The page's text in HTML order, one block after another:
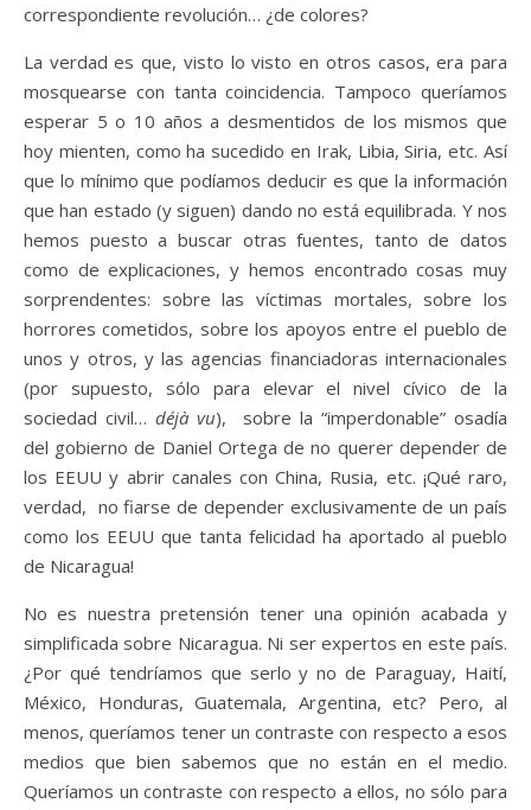
correspondiente revolución… ¿de colores?
La verdad es que, visto lo visto en otros casos, era para
mosquearse con tanta coincidencia. Tampoco queríamos
esperar 5 o 10 años a desmentidos de los mismos que
hoy mienten, como ha sucedido en Irak, Libia, Siria, etc. Así
que lo mínimo que podíamos deducir es que la información
que han estado (y siguen) dando no está equilibrada. Y nos
hemos puesto a buscar otras fuentes, tanto de datos
como de explicaciones, y hemos encontrado cosas muy
sorprendentes: sobre las víctimas mortales, sobre los
horrores cometidos, sobre los apoyos entre el pueblo de
unos y otros, y las agencias financiadoras internacionales
(por supuesto, sólo para elevar el nivel cívico de la
sociedad civil… déjà vu), sobre la “imperdonable” osadía
del gobierno de Daniel Ortega de no querer depender de
los EEUU y abrir canales con China, Rusia, etc. ¡Qué raro,
verdad, no fiarse de depender exclusivamente de un país
como los EEUU que tanta felicidad ha aportado al pueblo
de Nicaragua!
No es nuestra pretensión tener una opinión acabada y
simplificada sobre Nicaragua. Ni ser expertos en este país.
¿Por qué tendríamos que serlo y no de Paraguay, Haití,
México, Honduras, Guatemala, Argentina, etc? Pero, al
menos, queríamos tener un contraste con respecto a esos
medios que bien sabemos que no están en el medio.
Queríamos un contraste con respecto a ellos, no sólo para